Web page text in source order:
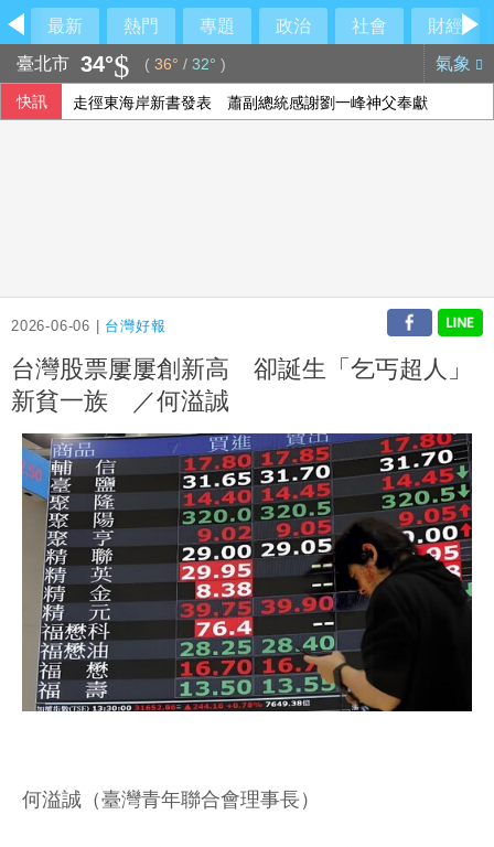
最新 熱門 專題 政治 社會
財經
臺北市 34° ( 36° / 32° ) 氣象
快訊 走徑東海岸新書發表 蕭副總統感謝劉一峰神父奉獻
2026-06-06 | 台灣好報
台灣股票屢屢創新高 卻誕生「乞丐超人」
新貧一族 ／何溢誠
何溢誠（臺灣青年聯合會理事長）